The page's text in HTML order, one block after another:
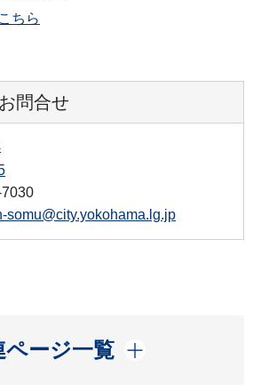
ちら
問合せ
somu@city.yokohama.lg.jp
ページ一覧
開く